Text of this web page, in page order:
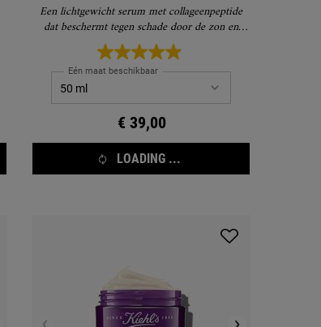
Een lichtgewicht serum met collageenpeptide
dat beschermt tegen schade door de zon en
vroege tekenen van veroudering zichtbaar
corrigeert.
Eén maat beschikbaar
€ 39,00
LOADING ...